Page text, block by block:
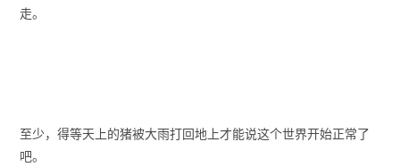
走。
至少，得等天上的猪被大雨打回地上才能说这个世界开始正常了
吧。